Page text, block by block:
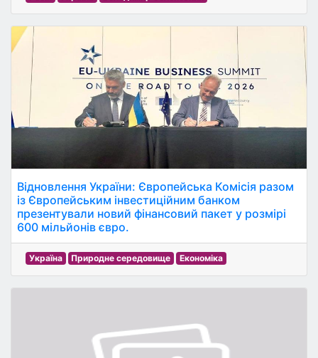
Відновлення України: Європейська Комісія разом
із Європейським інвестиційним банком
презентували новий фінансовий пакет у розмірі
600 мільйонів євро.
Україна Природне середовище Економіка